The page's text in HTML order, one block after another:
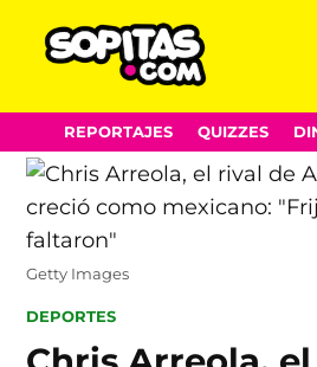
Skip
to
content
REPORTAJES QUIZZES
Getty Images
POSTED
DEPORTES